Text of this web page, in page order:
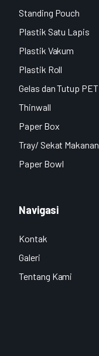
Standing Pouch
Plastik Satu Lapis
Plastik Vakum
Plastik Roll
Gelas dan Tutup PET
Thinwall
Paper Box
Tray/ Sekat Makanan
Paper Bowl
Navigasi
Kontak
Galeri
Tentang Kami